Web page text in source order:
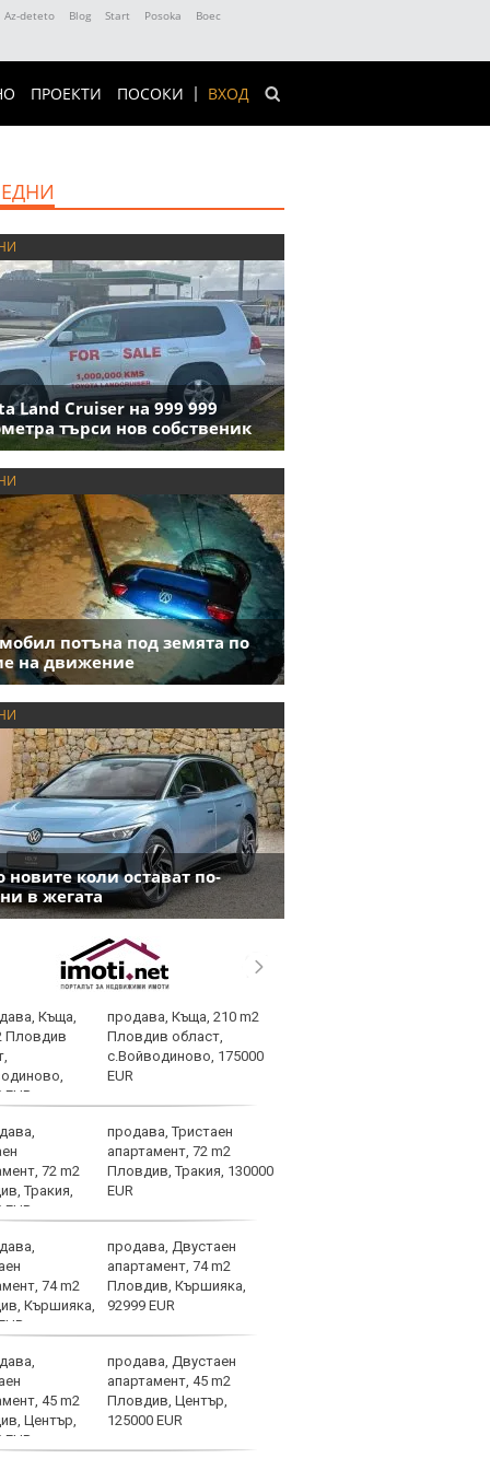
Az-deteto Blog Start Posoka
Boec
ВХОД
ПРОЕКТИ ПОСОКИ
Land Cruiser на 999 999
търси нов собственик
потъна под земята по
на движение
новите коли остават по-
в жегата
продава, Къща, 210 m2
Пловдив област,
с.Войводиново, 175000
EUR
продава, Тристаен
апартамент, 72 m2
Пловдив, Тракия, 130000
EUR
продава, Двустаен
апартамент, 74 m2
Пловдив, Кършияка,
92999 EUR
продава, Двустаен
апартамент, 45 m2
Пловдив, Център,
125000 EUR